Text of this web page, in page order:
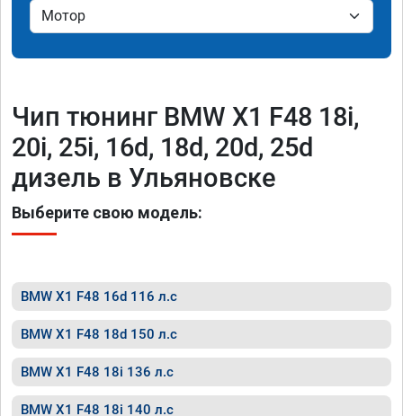
Чип тюнинг BMW X1 F48 18i,
20i, 25i, 16d, 18d, 20d, 25d
дизель в Ульяновске
Выберите свою модель:
BMW X1 F48 16d 116 л.с
BMW X1 F48 18d 150 л.с
BMW X1 F48 18i 136 л.с
BMW X1 F48 18i 140 л.с